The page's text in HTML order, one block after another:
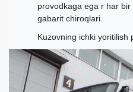
provodkaga ega r har
gabarit chiroqlari.
Kuzovning ichki yoritilish